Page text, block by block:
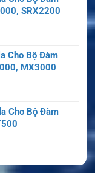
SRX2200
Cho Bộ Đàm
MX3000
Cho Bộ Đàm